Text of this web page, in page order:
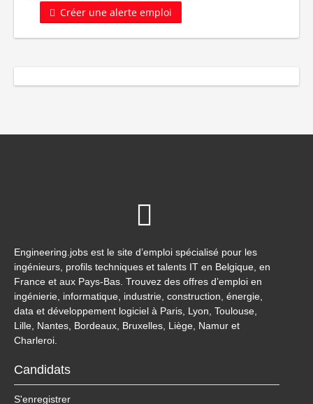
Créer une alerte emploi
Engineering.jobs est le site d’emploi spécialisé pour les
ingénieurs, profils techniques et talents IT en Belgique, en
France et aux Pays-Bas. Trouvez des offres d’emploi en
ingénierie, informatique, industrie, construction, énergie,
data et développement logiciel à Paris, Lyon, Toulouse,
Lille, Nantes, Bordeaux, Bruxelles, Liège, Namur et
Charleroi.
Candidats
S'enregistrer